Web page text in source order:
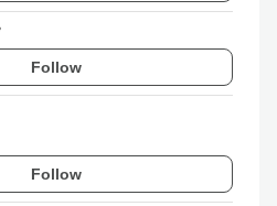
Follow
Follow